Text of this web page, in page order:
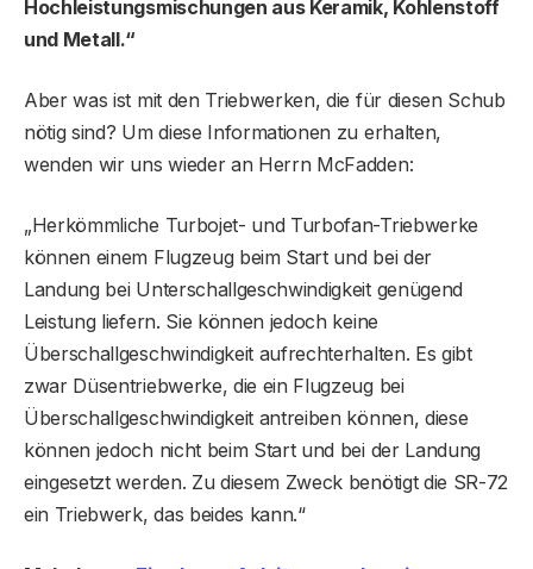
Hochleistungsmischungen aus Keramik, Kohlenstoff
und Metall.“
Aber was ist mit den Triebwerken, die für diesen Schub
nötig sind? Um diese Informationen zu erhalten,
wenden wir uns wieder an Herrn McFadden:
„Herkömmliche Turbojet- und Turbofan-Triebwerke
können einem Flugzeug beim Start und bei der
Landung bei Unterschallgeschwindigkeit genügend
Leistung liefern. Sie können jedoch keine
Überschallgeschwindigkeit aufrechterhalten. Es gibt
zwar Düsentriebwerke, die ein Flugzeug bei
Überschallgeschwindigkeit antreiben können, diese
können jedoch nicht beim Start und bei der Landung
eingesetzt werden. Zu diesem Zweck benötigt die SR-72
ein Triebwerk, das beides kann.“